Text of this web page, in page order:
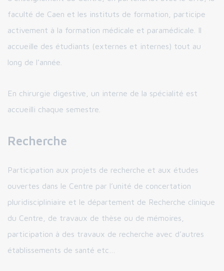
faculté de Caen et les instituts de formation, participe
activement à la formation médicale et paramédicale. Il
accueille des étudiants (externes et internes) tout au
long de l’année.
En chirurgie digestive, un interne de la spécialité est
accueilli chaque semestre.
Recherche
Participation aux projets de recherche et aux études
ouvertes dans le Centre par l’unité de concertation
pluridiscipliniaire et le département de Recherche clinique
du Centre, de travaux de thèse ou de mémoires,
participation à des travaux de recherche avec d’autres
établissements de santé etc…